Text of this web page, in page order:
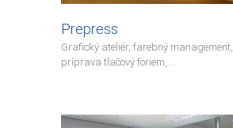
Prepress
Grafický ateliér, farebný management,
príprava tlačový foriem, ...